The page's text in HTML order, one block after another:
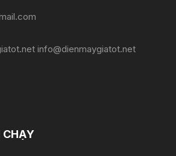
info@dienmaygiatot.net
CHẠY